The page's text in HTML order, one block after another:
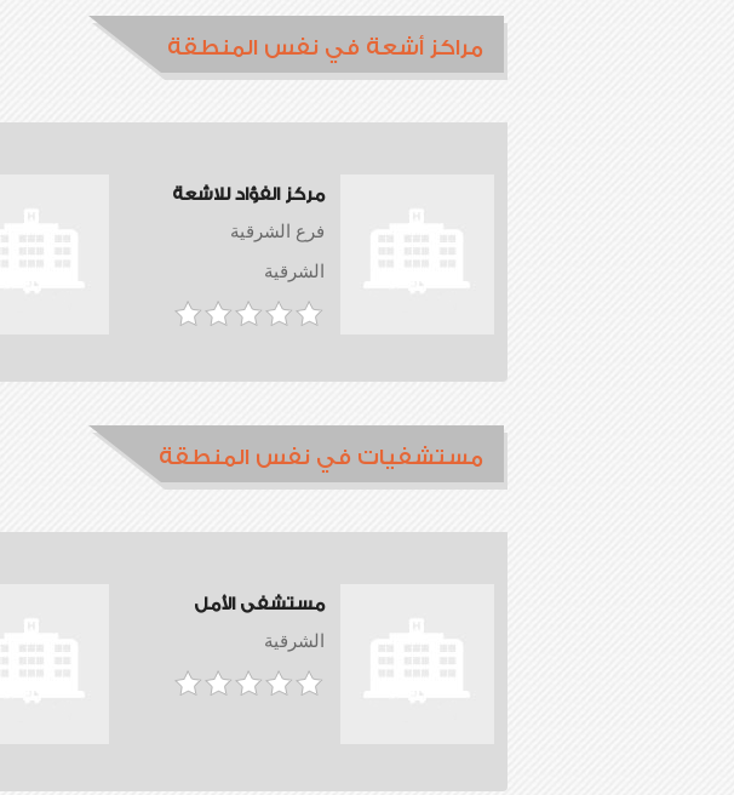
مراكز أشعة في نفس المنطقة
مركز الفؤاد للاشعة
فرع الشرقية
الشرقية
مستشفيات في نفس المنطقة
مستشفى الأمل
الشرقية